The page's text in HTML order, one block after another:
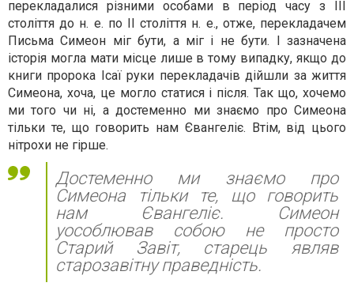
перекладалися різними особами в період часу з III
століття до н. е. по II століття н. е., отже, перекладачем
Письма Симеон міг бути, а міг і не бути. І зазначена
історія могла мати місце лише в тому випадку, якщо до
книги пророка Ісаї руки перекладачів дійшли за життя
Симеона, хоча, це могло статися і після. Так що, хочемо
ми того чи ні, а достеменно ми знаємо про Симеона
тільки те, що говорить нам Євангеліє. Втім, від цього
нітрохи не гірше.
Достеменно ми знаємо про
Симеона тільки те, що говорить
нам Євангеліє. Симеон
уособлював собою не просто
Старий Завіт, старець являв
старозавітну праведність.